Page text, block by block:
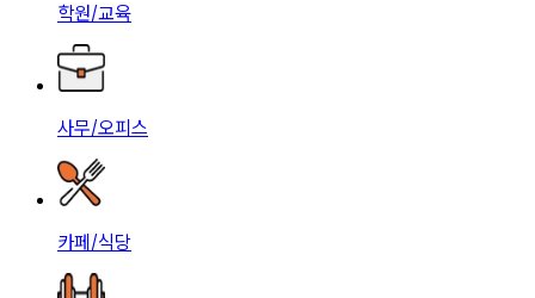
학원/교육
사무/오피스
카페/식당